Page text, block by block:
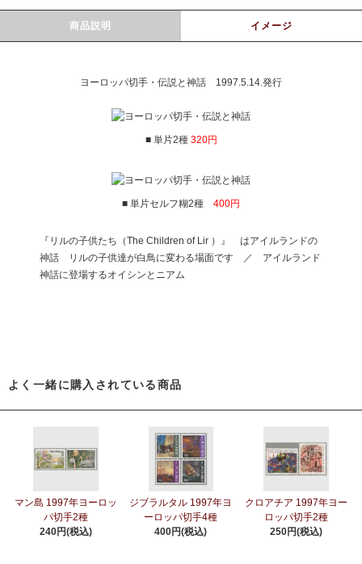
商品説明 イメージ
ヨーロッパ切手・伝説と神話 1997.5.14.発行
■ 単片2種 320円
■ 単片セルフ糊2種 400円
『リルの子供たち（The Children of Lir ）』 はアイルランドの
神話 リルの子供達が白鳥に変わる場面です ／ アイルランド
神話に登場するオイシンとニアム
よく一緒に購入されている商品
マン島 1997年ヨーロッ
パ切手2種
240円(税込)
ジブラルタル 1997年ヨ
ーロッパ切手4種
400円(税込)
クロアチア 1997年ヨー
ロッパ切手2種
250円(税込)